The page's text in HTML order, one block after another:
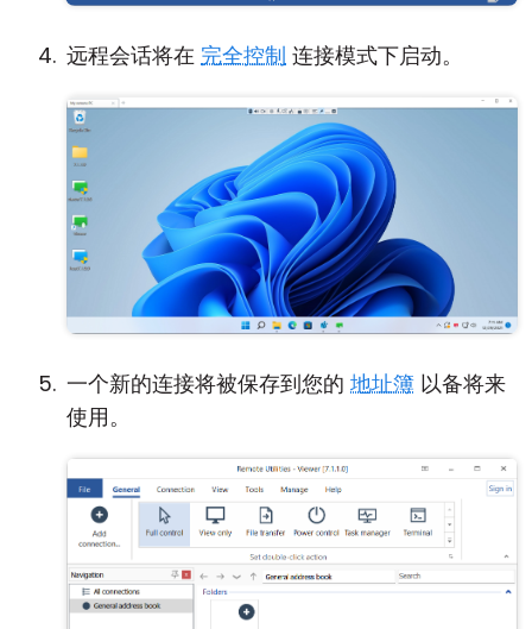
远程会话将在 完全控制 连接模式下启动。
一个新的连接将被保存到您的 地址簿 以备将来
使用。